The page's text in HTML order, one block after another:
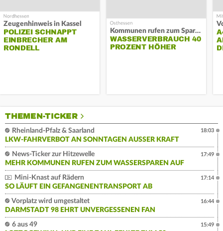
Zeugenhinweis in Kassel
POLIZEI SCHNAPPT
EINBRECHER AM
RONDELL
Kommunen rufen zum Sparen auf
WASSERVERBRAUCH 40
PROZENT HÖHER
THEMEN-TICKER
Rheinland-Pfalz & Saarland
LKW-FAHRVERBOT AN SONNTAGEN AUSSER KRAFT
18:03
News-Ticker zur Hitzewelle
MEHR KOMMUNEN RUFEN ZUM WASSERSPAREN AUF
17:49
Mini-Knast auf Rädern
SO LÄUFT EIN GEFANGENENTRANSPORT AB
17:14
Vorplatz wird umgestaltet
DARMSTADT 98 EHRT UNVERGESSENEN FAN
16:44
6 aus 49
15:49